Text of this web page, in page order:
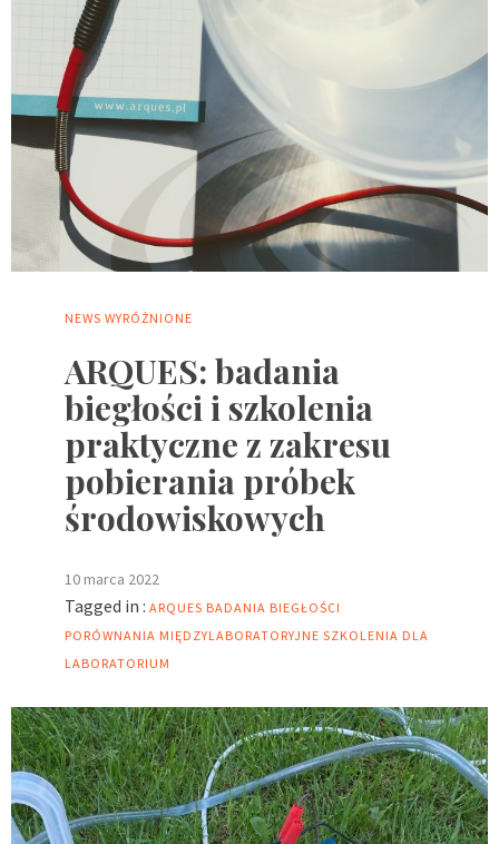
NEWS WYRÓŻNIONE
ARQUES: badania
biegłości i szkolenia
praktyczne z zakresu
pobierania próbek
środowiskowych
10 marca 2022
Tagged in : ARQUES BADANIA BIEGŁOŚCI
PORÓWNANIA MIĘDZYLABORATORYJNE SZKOLENIA DLA
LABORATORIUM